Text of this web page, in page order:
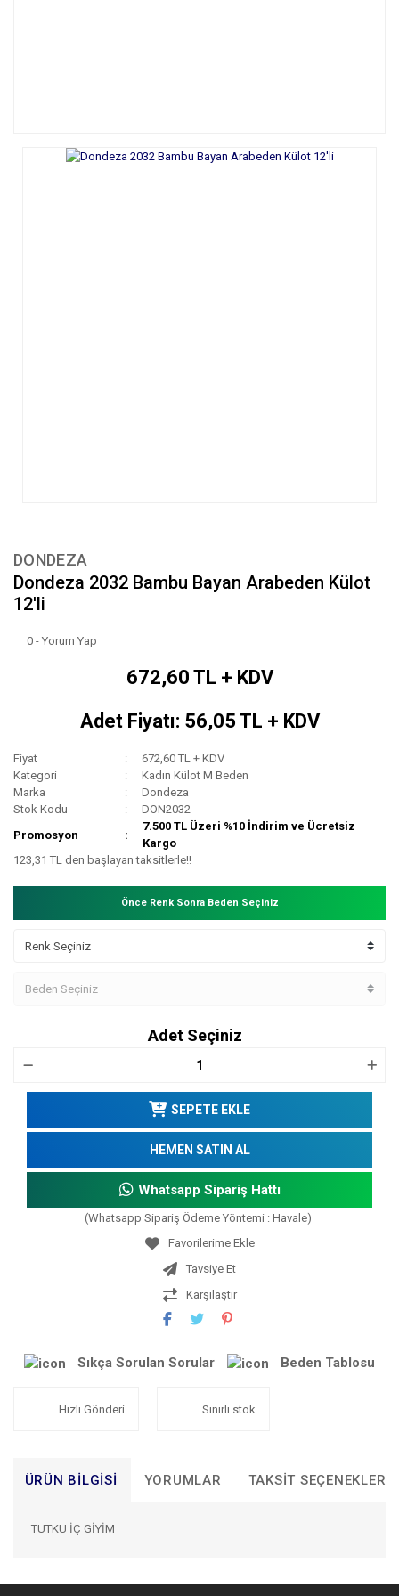
DONDEZA
Dondeza 2032 Bambu Bayan Arabeden Külot
12'li
0 - Yorum Yap
672,60 TL + KDV
Adet Fiyatı: 56,05 TL + KDV
Fiyat
672,60 TL + KDV
Kategori
Kadın Külot M Beden
Marka
Dondeza
Stok Kodu
DON2032
Promosyon
7.500 TL Üzeri %10 İndirim ve Ücretsiz
Kargo
123,31 TL den başlayan taksitlerle!!
Önce Renk Sonra Beden Seçiniz
Adet Seçiniz
SEPETE EKLE
HEMEN SATIN AL
Whatsapp Sipariş Hattı
(Whatsapp Sipariş Ödeme Yöntemi : Havale)
Tavsiye Et
Karşılaştır
Sıkça Sorulan Sorular Beden Tablosu
Hızlı Gönderi Sınırlı stok
ÜRÜN BILGISI YORUMLAR TAKSIT SEÇENEKLERI
TUTKU İÇ GİYİM
Bu ürünün fiyat bilgisi, resim, ürün açıklamalarında ve diğer